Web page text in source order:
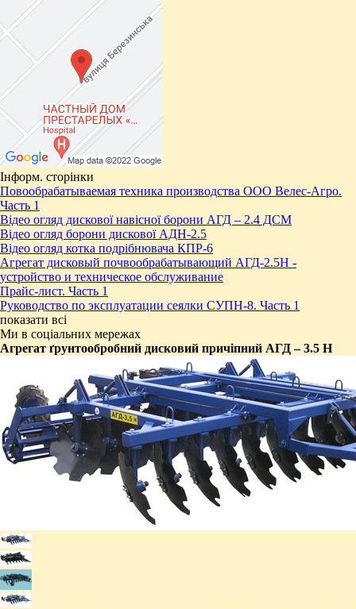
Інформ. сторінки
Повообрабатываемая техника производства ООО Велес-Агро.
Часть 1
Відео огляд дискової навісної борони АГД – 2.4 ДСМ
Відео огляд борони дискової АДН-2.5
Відео огляд котка подрібнювача КПР-6
Агрегат дисковый почвообрабатывающий АГД-2.5Н -
устройство и техническое обслуживание
Прайс-лист. Часть 1
Руководство по эксплуатации сеялки СУПН-8. Часть 1
показати всі
Ми в соціальних мережах
Агрегат ґрунтообробний дисковий причіпний АГД – 3.5 Н